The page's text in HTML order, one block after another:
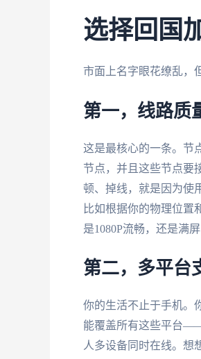
选择回国
市面上名字眼花缭乱，
第一，线路质
这是最核心的一条。节
节点，并且这些节点要
顿、掉线，就是因为使
比如根据你的物理位置
是1080P流畅，还是满屏
第二，多平台
你的生活不止于手机。
能覆盖所有这些平台
人多设备同时在线。想